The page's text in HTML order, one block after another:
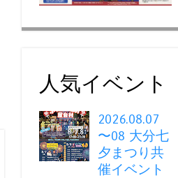
人気イベント
2026.08.07
〜08 大分七
夕まつり共
催イベント